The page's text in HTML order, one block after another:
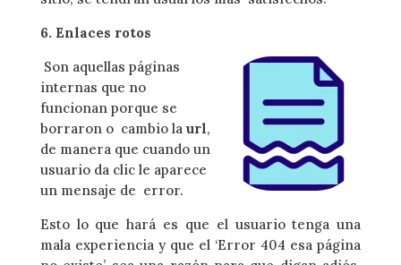
6. Enlaces rotos
Son aquellas páginas
internas que no
funcionan porque se
borraron o cambio laurl,
de manera que cuando un
usuario da clic le aparece
un mensaje de error.
Esto lo que hará es que el usuario tenga una
mala experiencia y que el ‘Error 404 esa página